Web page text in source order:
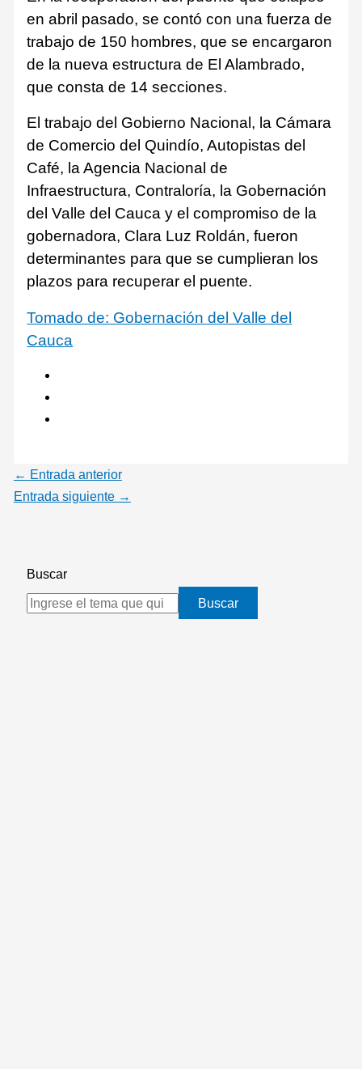
en abril pasado, se contó con una fuerza de
trabajo de 150 hombres, que se encargaron
de la nueva estructura de El Alambrado,
que consta de 14 secciones.
El trabajo del Gobierno Nacional, la Cámara
de Comercio del Quindío, Autopistas del
Café, la Agencia Nacional de
Infraestructura, Contraloría, la Gobernación
del Valle del Cauca y el compromiso de la
gobernadora, Clara Luz Roldán, fueron
determinantes para que se cumplieran los
plazos para recuperar el puente.
Tomado de: Gobernación del Valle del
Cauca
← Entrada anterior
Entrada siguiente →
Buscar
Buscar